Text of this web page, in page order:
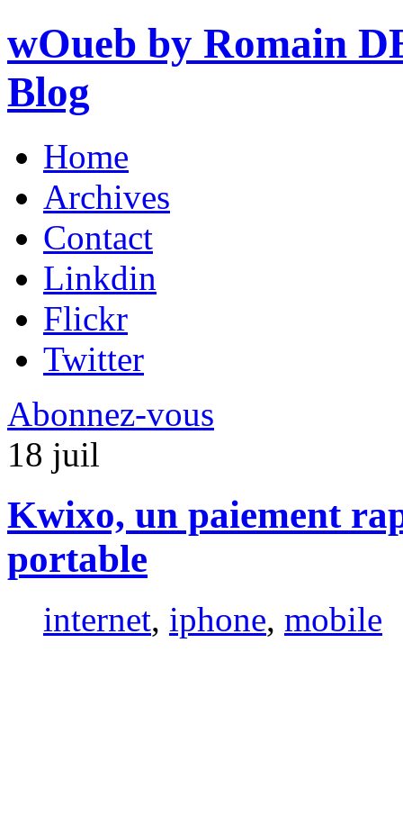
wOueb by Romain
Blog
Home
Archives
Contact
Linkdin
Flickr
Twitter
Abonnez-vous
18 juil
Kwixo, un paiement
portable
internet, iphone, mobile